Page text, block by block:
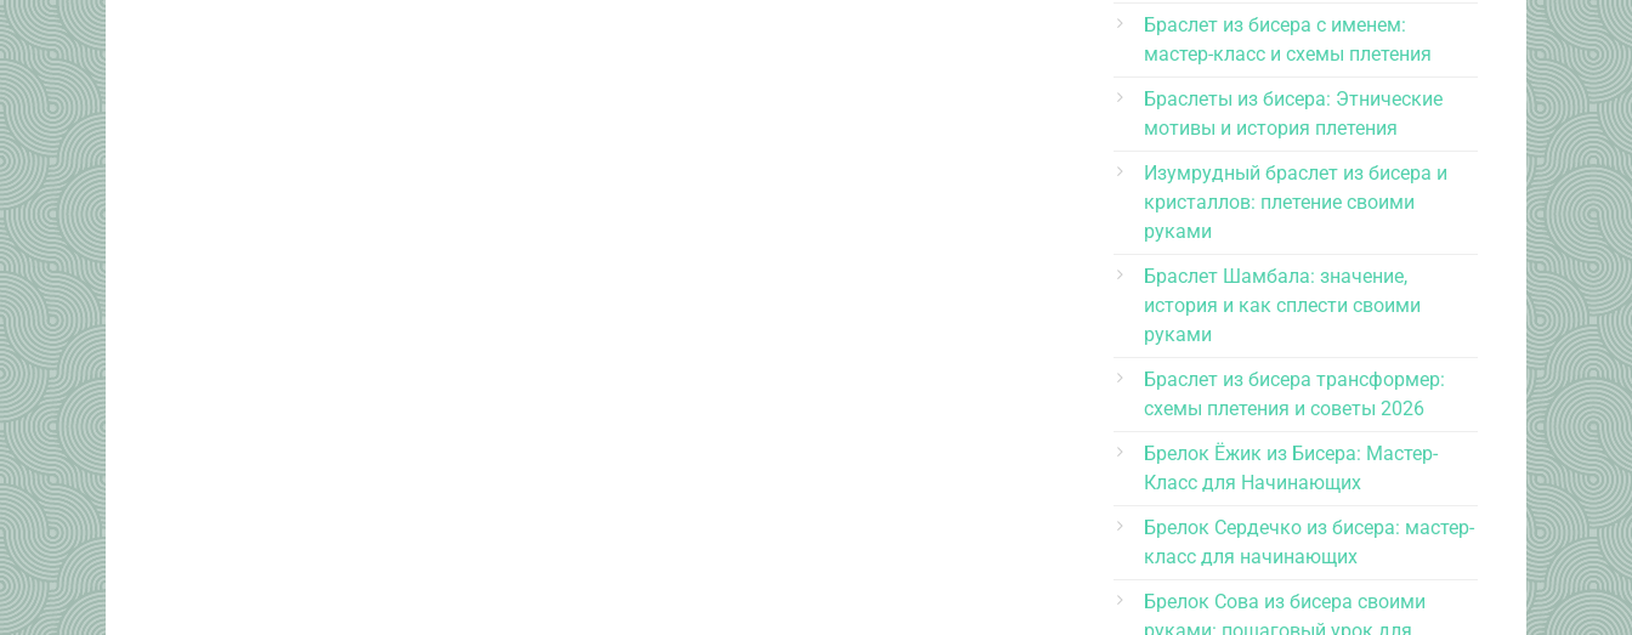
Браслет из бисера с именем:
мастер-класс и схемы плетения
Браслеты из бисера: Этнические
мотивы и история плетения
Изумрудный браслет из бисера и
кристаллов: плетение своими
руками
Браслет Шамбала: значение,
история и как сплести своими
руками
Браслет из бисера трансформер:
схемы плетения и советы 2026
Брелок Ёжик из Бисера: Мастер-
Класс для Начинающих
Брелок Сердечко из бисера: мастер-
класс для начинающих
Брелок Сова из бисера своими